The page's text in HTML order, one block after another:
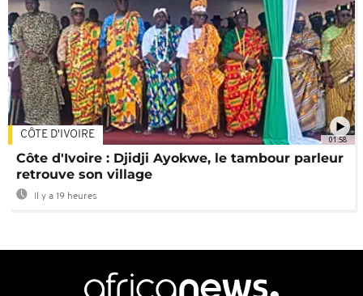
01:58
CÔTE D'IVOIRE
Côte d'Ivoire : Djidji Ayokwe, le tambour parleur
retrouve son village
Il y a 19 heures